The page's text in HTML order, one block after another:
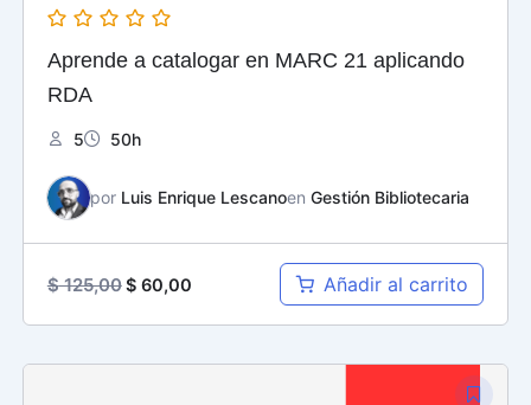
Aprende a catalogar en MARC 21 aplicando
RDA
5 50h
por Luis Enrique Lescanoen Gestión Bibliotecaria
$125,00$60,00 Añadir al carrito